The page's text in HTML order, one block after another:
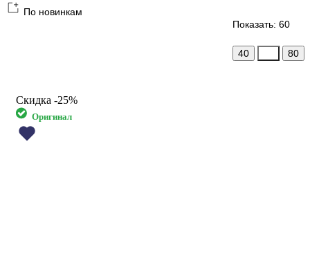
По новинкам
Показать: 60
40 80
Скидка -25%
Оригинал